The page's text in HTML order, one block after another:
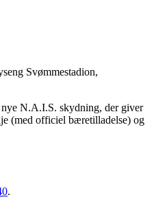
Svømmestadion,
N.A.I.S. skydning, der giver
(med officiel bæretilladelse) og
.